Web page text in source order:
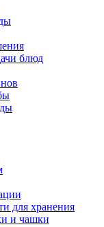
блюд
для хранения
и чашки